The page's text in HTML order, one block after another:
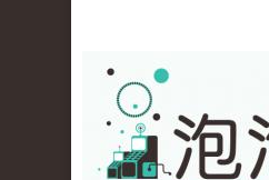
pao-pao-banner-